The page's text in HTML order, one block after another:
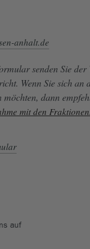
anhalt.de
senden Sie der
Wenn Sie sich an
möchten, dann
mit den Fraktionen.
auf